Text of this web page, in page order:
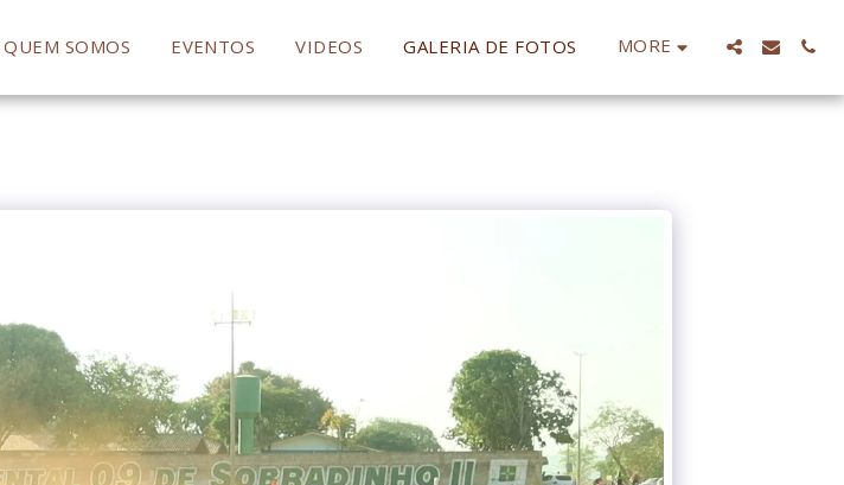
QUEM SOMOS EVENTOS VIDEOS GALERIA DE FOTOS MORE